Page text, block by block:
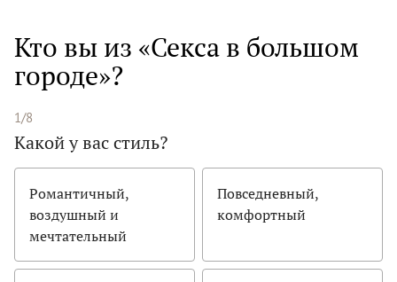
Кто вы из «Секса в большом
городе»?
1/8
Какой у вас стиль?
Романтичный,
воздушный и
мечтательный
Повседневный,
комфортный